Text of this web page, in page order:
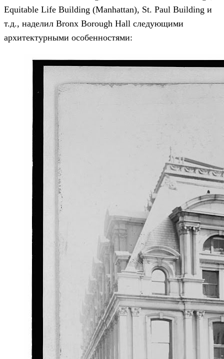
Equitable Life Building (Manhattan), St. Paul Building и
т.д., наделил Bronx Borough Hall следующими
архитектурными особенностями: